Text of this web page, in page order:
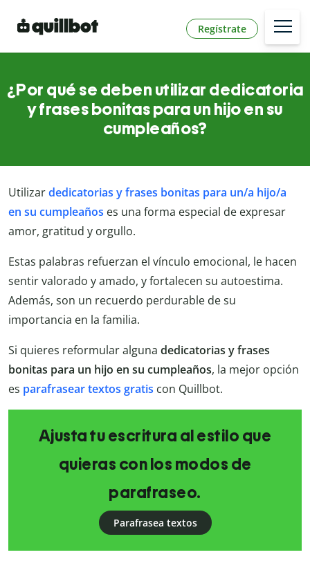
Regístrate
¿Por qué se deben utilizar dedicatoria
y frases bonitas para un hijo en su
cumpleaños?
Utilizardedicatorias y frases bonitas para un/a hijo/a
en su cumpleaños es una forma especial de expresar
amor, gratitud y orgullo.
Estas palabras refuerzan el vínculo emocional, le hacen
sentir valorado y amado, y fortalecen su autoestima.
Además, son un recuerdo perdurable de su
importancia en la familia.
Si quieres reformular alguna dedicatorias y frases
bonitas para un hijo en su cumpleaños, la mejor opción
es parafrasear textos gratis con Quillbot.
Ajusta tu escritura al estilo que
quieras con los modos de
parafraseo.
Parafrasea textos